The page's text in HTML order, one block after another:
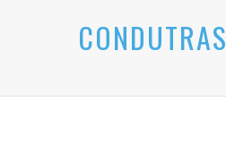
CONDUTRAS